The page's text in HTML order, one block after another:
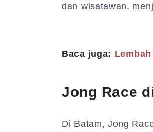
dan wisatawan,
Baca juga:
Jong Race
Di Batam, Jong